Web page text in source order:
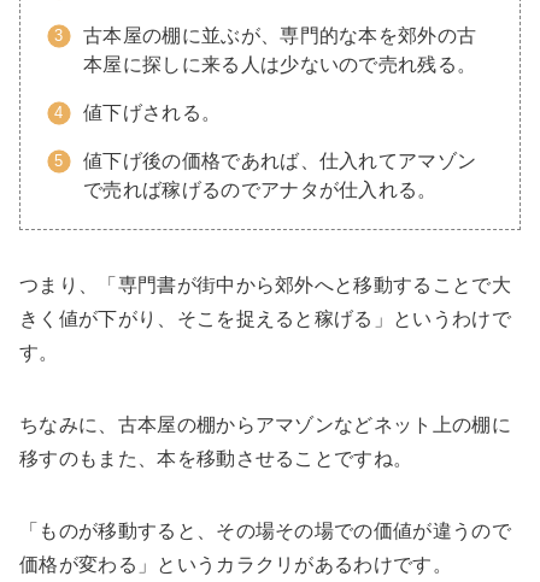
古本屋の棚に並ぶが、専門的な本を郊外の古
本屋に探しに来る人は少ないので売れ残る。
値下げされる。
値下げ後の価格であれば、仕入れてアマゾン
で売れば稼げるのでアナタが仕入れる。
つまり、「専門書が街中から郊外へと移動することで大
きく値が下がり、そこを捉えると稼げる」というわけで
す。
ちなみに、古本屋の棚からアマゾンなどネット上の棚に
移すのもまた、本を移動させることですね。
「ものが移動すると、その場その場での価値が違うので
価格が変わる」というカラクリがあるわけです。